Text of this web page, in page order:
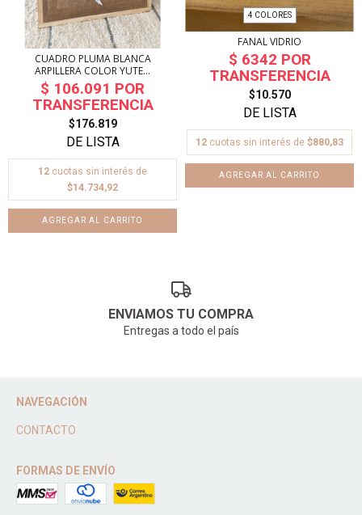
CUADRO PLUMA BLANCA
ARPILLERA COLOR YUTE...
$176.819
12 cuotas sin interés de
$14.734,92
4 COLORES
FANAL VIDRIO
$10.570
12 cuotas sin interés de $880,83
AGREGAR AL CARRITO
ENVIAMOS TU COMPRA
Entregas a todo el país
NAVEGACIÓN
CONTACTO
FORMAS DE ENVÍO